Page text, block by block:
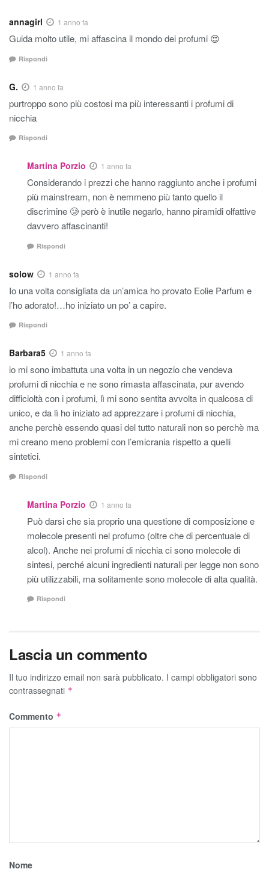
annagirl 1 anno fa
Guida molto utile, mi affascina il mondo dei profumi 😍
Rispondi
G. 1 anno fa
purtroppo sono più costosi ma più interessanti i profumi di
nicchia
Rispondi
Martina Porzio 1 anno fa
Considerando i prezzi che hanno raggiunto anche i profumi
più mainstream, non è nemmeno più tanto quello il
discrimine 🥲 però è inutile negarlo, hanno piramidi olfattive
davvero affascinanti!
Rispondi
solow 1 anno fa
Io una volta consigliata da un’amica ho provato Eolie Parfum e
l’ho adorato!…ho iniziato un po’ a capire.
Rispondi
Barbara5 1 anno fa
io mi sono imbattuta una volta in un negozio che vendeva
profumi di nicchia e ne sono rimasta affascinata, pur avendo
difficioltà con i profumi, lì mi sono sentita avvolta in qualcosa di
unico, e da lì ho iniziato ad apprezzare i profumi di nicchia,
anche perchè essendo quasi del tutto naturali non so perchè ma
mi creano meno problemi con l’emicrania rispetto a quelli
sintetici.
Rispondi
Martina Porzio 1 anno fa
Può darsi che sia proprio una questione di composizione e
molecole presenti nel profumo (oltre che di percentuale di
alcol). Anche nei profumi di nicchia ci sono molecole di
sintesi, perché alcuni ingredienti naturali per legge non sono
più utilizzabili, ma solitamente sono molecole di alta qualità.
Rispondi
Lascia un commento
Il tuo indirizzo email non sarà pubblicato. I campi obbligatori sono
contrassegnati *
Commento *
Nome